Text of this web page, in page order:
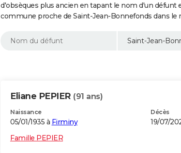
d'obsèques plus ancien en tapant le nom d'un défunt
commune proche de Saint-Jean-Bonnefonds dans le
Eliane PEPIER (91 ans)
Naissance
05/01/1935 à Firminy
Décès
19/07/
Famille PEPIER